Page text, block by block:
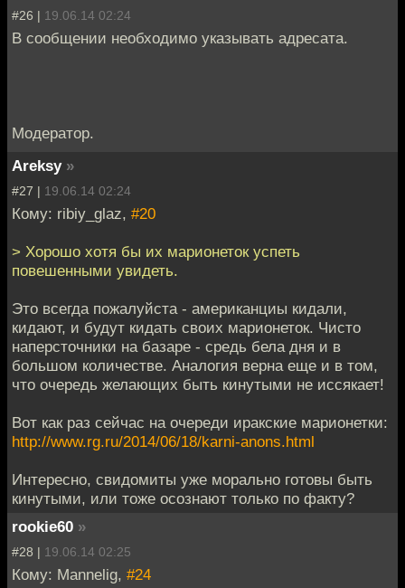
#26 | 19.06.14 02:24
В сообщении необходимо указывать адресата.
Модератор.
Areksy »
#27 | 19.06.14 02:24
Кому: ribiy_glaz, #20
> Хорошо хотя бы их марионеток успеть
повешенными увидеть.
Это всегда пожалуйста - американциы кидали,
кидают, и будут кидать своих марионеток. Чисто
наперсточники на базаре - средь бела дня и в
большом количестве. Аналогия верна еще и в том,
что очередь желающих быть кинутыми не иссякает!
Вот как раз сейчас на очереди иракские марионетки:
http://www.rg.ru/2014/06/18/karni-anons.html
Интересно, свидомиты уже морально готовы быть
кинутыми, или тоже осознают только по факту?
rookie60 »
#28 | 19.06.14 02:25
Кому: Mannelig, #24